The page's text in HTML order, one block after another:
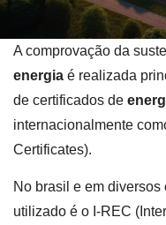
A comprovação da
energia é realizada
de certificados de
internacionalmente
Certificates).
No brasil e em
utilizado é o I-REC